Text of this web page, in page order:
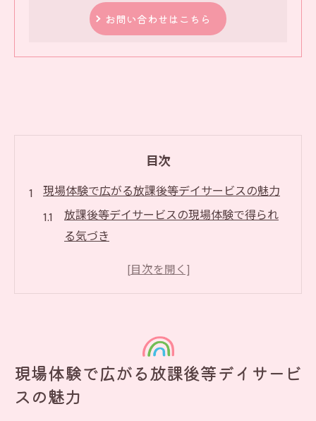
お問い合わせはこちら
目次
現場体験で広がる放課後等デイサービスの魅力
放課後等デイサービスの現場体験で得られ
る気づき
学習支援や遊びを通じた放課後等デイサー
放課後等デイサービスの体験で広がる支援
の視点
放課後等デイサービスでの実践がもたらす
現場体験で広がる放課後等デイサービ
スの魅力